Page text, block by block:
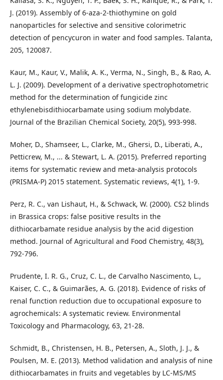
J. (2019). Assembly of 6-aza-2-thiothymine on gold
nanoparticles for selective and sensitive colorimetric
detection of pencycuron in water and food samples. Talanta,
205, 120087.
Kaur, M., Kaur, V., Malik, A. K., Verma, N., Singh, B., & Rao, A.
L. J. (2009). Development of a derivative spectrophotometric
method for the determination of fungicide zinc
ethylenebisdithiocarbamate using sodium molybdate.
Journal of the Brazilian Chemical Society, 20(5), 993-998.
Moher, D., Shamseer, L., Clarke, M., Ghersi, D., Liberati, A.,
Petticrew, M., ... & Stewart, L. A. (2015). Preferred reporting
items for systematic review and meta-analysis protocols
(PRISMA-P) 2015 statement. Systematic reviews, 4(1), 1-9.
Perz, R. C., van Lishaut, H., & Schwack, W. (2000). CS2 blinds
in Brassica crops: false positive results in the
dithiocarbamate residue analysis by the acid digestion
method. Journal of Agricultural and Food Chemistry, 48(3),
792-796.
Prudente, I. R. G., Cruz, C. L., de Carvalho Nascimento, L.,
Kaiser, C. C., & Guimarães, A. G. (2018). Evidence of risks of
renal function reduction due to occupational exposure to
agrochemicals: A systematic review. Environmental
Toxicology and Pharmacology, 63, 21-28.
Schmidt, B., Christensen, H. B., Petersen, A., Sloth, J. J., &
Poulsen, M. E. (2013). Method validation and analysis of nine
dithiocarbamates in fruits and vegetables by LC-MS/MS